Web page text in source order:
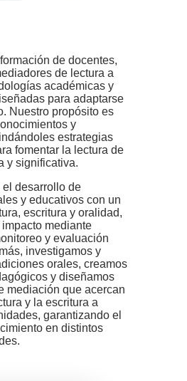
de docentes,
de lectura a
académicas y
para adaptarse
Nuestro propósito es
y
estrategias
fomentar la lectura de
y significativa.
desarrollo de
y educativos con un
escritura y oralidad,
mediante
y evaluación
investigamos y
orales, creamos
y diseñamos
mediación que acercan
y la escritura a
garantizando el
en distintos